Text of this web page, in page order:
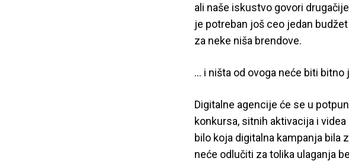
ali naše iskustvo govori
je potreban još ceo jedan
za neke niša brendove.
… i ništa od ovoga neće biti bitno
Digitalne agencije će se u
konkursa, sitnih aktivacija i
bilo koja digitalna kampanja bila
neće odlučiti za tolika ulaganja